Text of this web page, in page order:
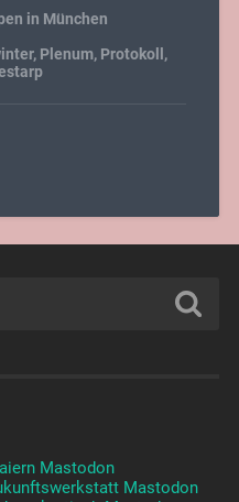
in München
, Plenum, Protokoll ,
Mastodon
Mastodon